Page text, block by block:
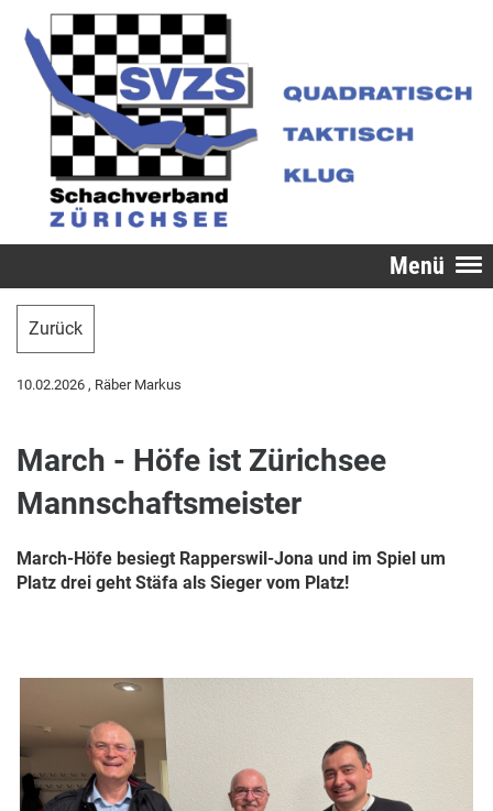
Menü
Zurück
10.02.2026 , Räber Markus
March - Höfe ist Zürichsee
Mannschaftsmeister
March-Höfe besiegt Rapperswil-Jona und im Spiel um
Platz drei geht Stäfa als Sieger vom Platz!